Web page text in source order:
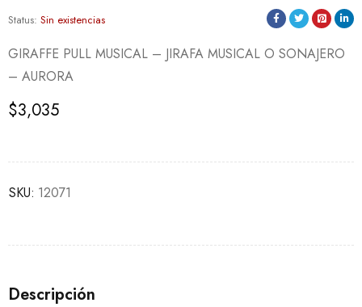
Status: Sin existencias
GIRAFFE PULL MUSICAL – JIRAFA MUSICAL O SONAJERO
– AURORA
$3,035
SKU: 12071
Descripción